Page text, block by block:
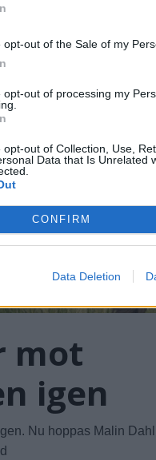
opt-out of the Sale of my
opt-out of processing my
opt-out of Collection, Use,
Data that Is Unrelated
CONFIRM
Data Deletion
mot
igen
Nu hoppas Malin